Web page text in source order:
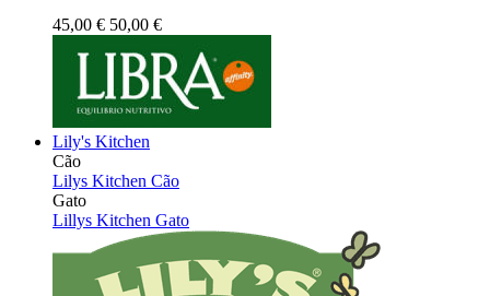
45,00 € 50,00 €
Lily's Kitchen
Cão
Lilys Kitchen Cão
Gato
Lillys Kitchen Gato